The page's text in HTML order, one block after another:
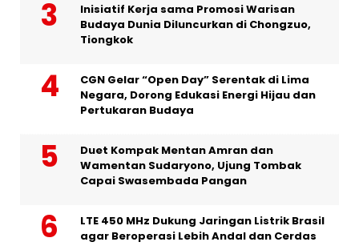
Inisiatif Kerja sama Promosi Warisan
Budaya Dunia Diluncurkan di Chongzuo,
Tiongkok
CGN Gelar “Open Day” Serentak di Lima
Negara, Dorong Edukasi Energi Hijau dan
Pertukaran Budaya
Duet Kompak Mentan Amran dan
Wamentan Sudaryono, Ujung Tombak
Capai Swasembada Pangan
LTE 450 MHz Dukung Jaringan Listrik Brasil
agar Beroperasi Lebih Andal dan Cerdas